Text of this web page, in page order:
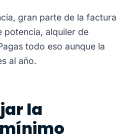
gran parte de la factura
potencia, alquiler de
todo eso aunque la
al año.
la